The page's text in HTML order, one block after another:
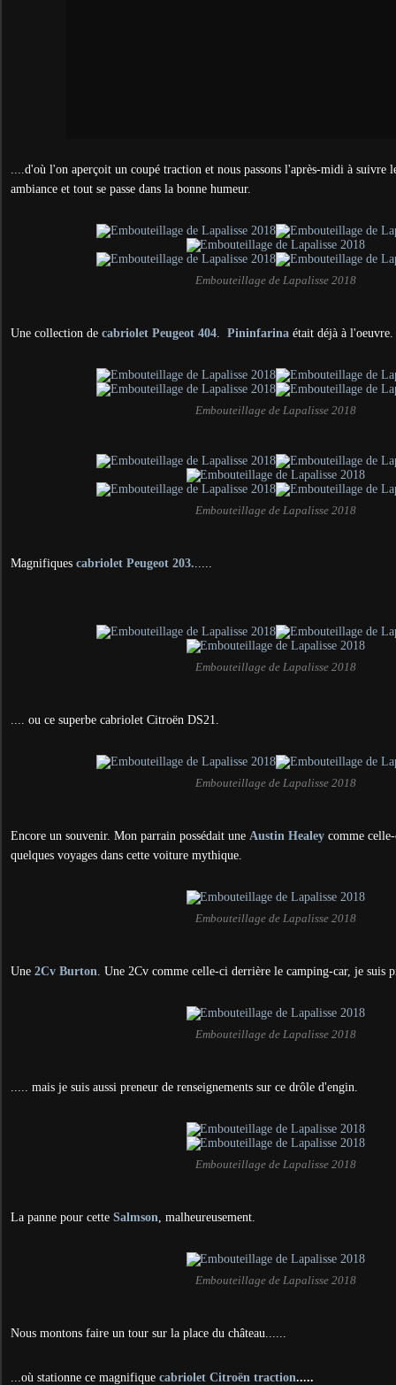
....d'où l'on aperçoit un coupé traction et nous passons l'après-midi à suivre
ambiance et tout se passe dans la bonne humeur.
Embouteillage de Lapalisse 2018
Une collection de cabriolet Peugeot 404. Pininfarina était déjà à l'oeuvre.
Embouteillage de Lapalisse 2018
Embouteillage de Lapalisse 2018
Magnifiques cabriolet Peugeot 203......
Embouteillage de Lapalisse 2018
.... ou ce superbe cabriolet Citroën DS21.
Embouteillage de Lapalisse 2018
Encore un souvenir. Mon parrain possédait une Austin Healey comme
quelques voyages dans cette voiture mythique.
Embouteillage de Lapalisse 2018
Une 2Cv Burton. Une 2Cv comme celle-ci derrière le camping-car, je suis
Embouteillage de Lapalisse 2018
..... mais je suis aussi preneur de renseignements sur ce drôle d'engin.
Embouteillage de Lapalisse 2018
La panne pour cette Salmson, malheureusement.
Embouteillage de Lapalisse 2018
Nous montons faire un tour sur la place du château......
...où stationne ce magnifique cabriolet Citroën traction.....